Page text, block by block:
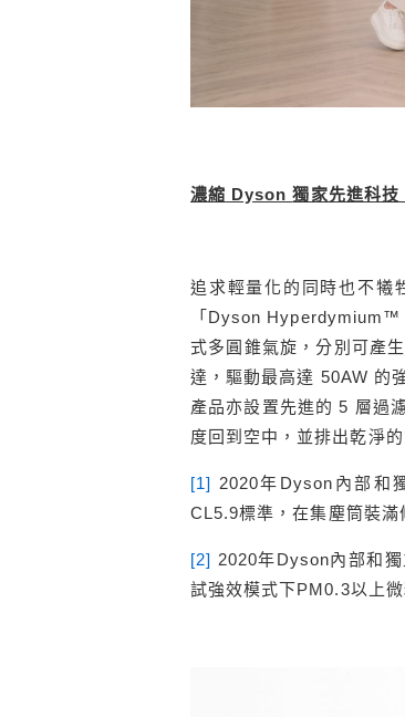
濃縮 Dyson獨家先進科
追求輕量化的同時也不
「Dyson Hyperdymium™
式多圓錐氣旋，分別可產
達，驅動最高達 50AW 的
產品亦設置先進的 5 層過
度回到空中，並排出乾淨
[1] 2020年Dyson內部和
CL5.9標準，在集塵筒裝滿
[2] 2020年Dyson內部和
試強效模式下PM0.3以上微